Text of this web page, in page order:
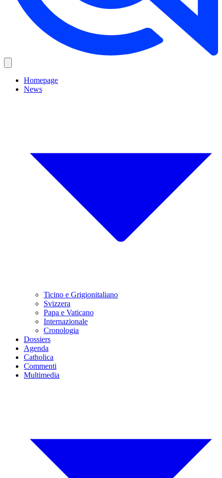
Homepage
News
Ticino e Grigionitaliano
Svizzera
Papa e Vaticano
Internazionale
Cronologia
Dossiers
Agenda
Catholica
Commenti
Multimedia